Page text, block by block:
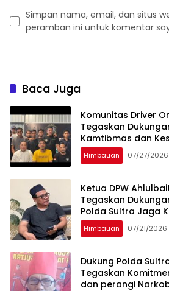
Simpan nama, email, dan situs
peramban ini untuk komentar
Baca Juga
Komunitas Driver
Tegaskan
Kamtibmas dan
Lintas
Himbauan 07/27/2026
Ketua DPW
Tegaskan
Polda Sultra Jaga
Himbauan 07/21/2026
Dukung Polda
Tegaskan
dan perangi